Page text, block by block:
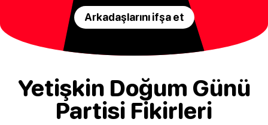
Arkadaşlarını ifşa et
Yetişkin Doğum Günü
Partisi Fikirleri